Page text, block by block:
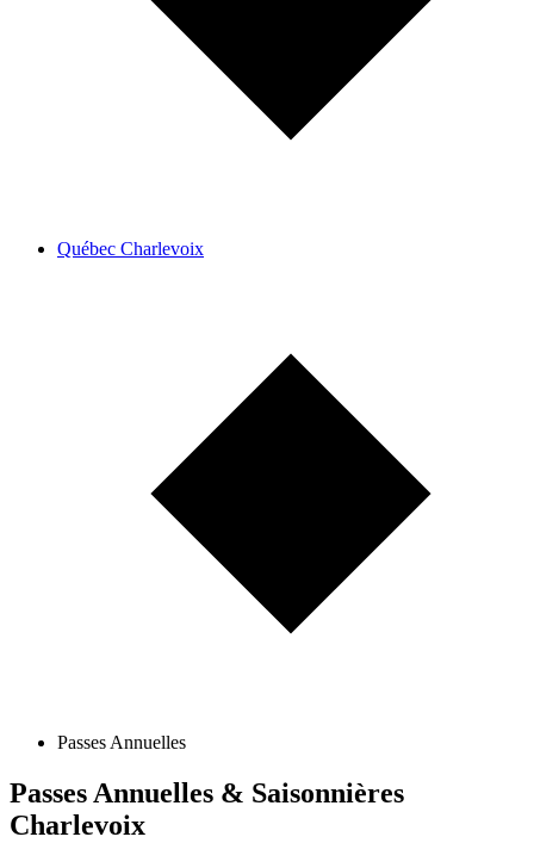
Québec Charlevoix
Passes Annuelles
Passes Annuelles & Saisonnières
Charlevoix